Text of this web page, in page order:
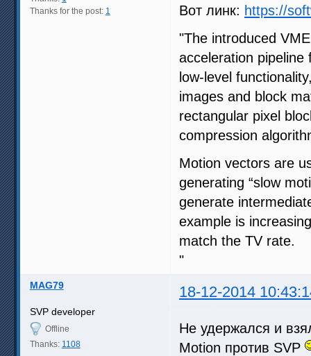
Thanks for the post: 1 Вот линк: https://
"The introduced
acceleration pipeline
low-level
images and block
rectangular pixel
compression
Motion vectors are
generating “slow
generate
example is
match the TV rate.
"
MAG79 18-12-2014
SVP developer
Offline
Thanks: 1108
Не удержался и
Motion против SVP